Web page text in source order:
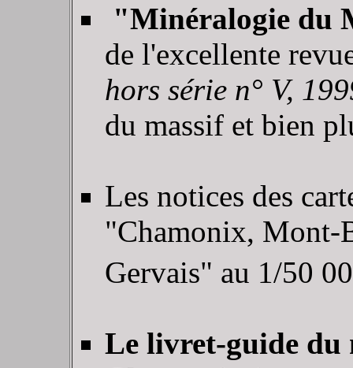
"Minéralogie du
de l'excellente
hors série n° V,
du massif et bien
Les notices des
"Chamonix, Mont-
Gervais" au 1/50
Le livret-guide du